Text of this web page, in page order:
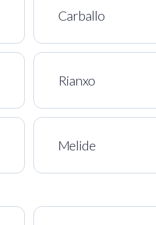
Carballo
Rianxo
Melide